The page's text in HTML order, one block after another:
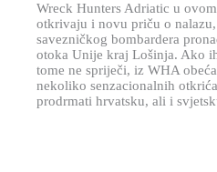
Wreck Hunters Adriatic u
otkrivaju i novu priču o
savezničkog bombardera
otoka Unije kraj Lošinja. Ako
tome ne spriječi, iz WHA
nekoliko senzacionalnih
prodrmati hrvatsku, ali i